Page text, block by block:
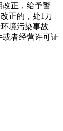
改正，给予警
正的，处1万
境污染事故
或者经营许可证